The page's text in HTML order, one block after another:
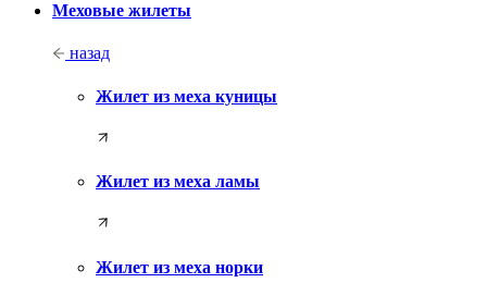
Меховые жилеты
назад
Жилет из меха куницы
Жилет из меха ламы
Жилет из меха норки